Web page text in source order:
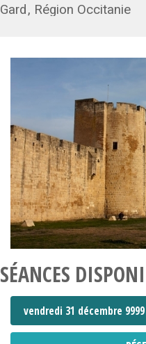
Gard Région Occitanie
SÉANCES